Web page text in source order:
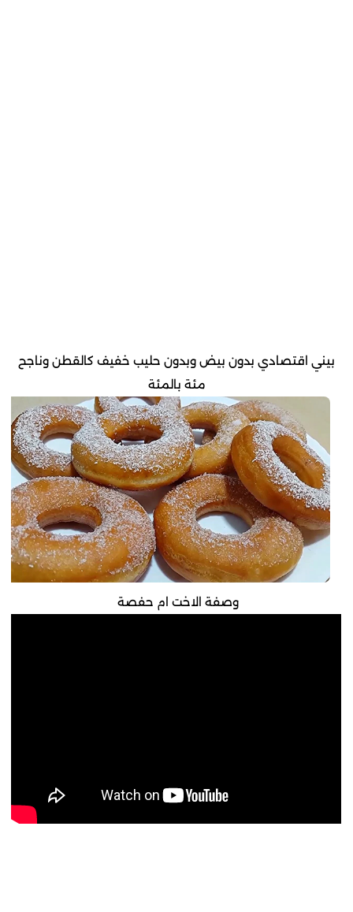
بيني اقتصادي بدون بيض وبدون حليب خفيف كالقطن وناجح
مئة بالمئة
وصفة الاخت ام حفصة